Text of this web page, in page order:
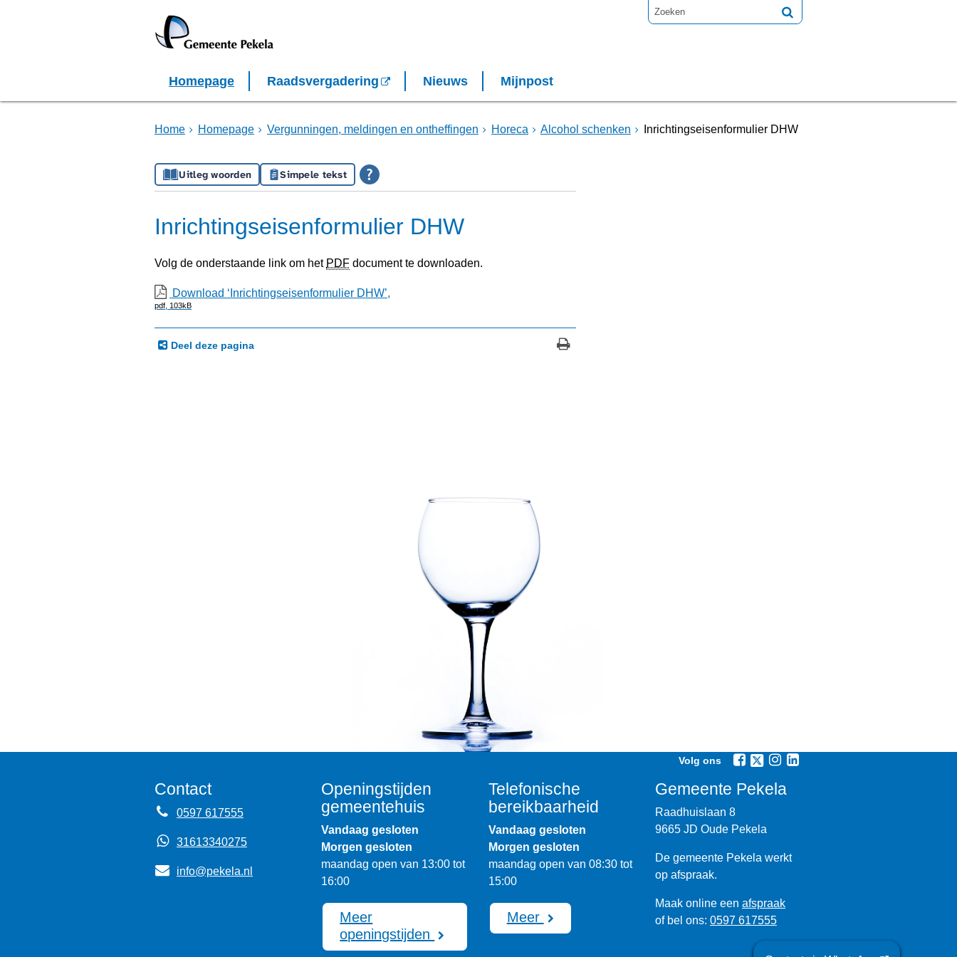
Homepage Raadsvergadering Nieuws Mijnpost
Home Homepage Vergunningen, meldingen en ontheffingen Horeca Alcohol schenken Inrichtingseisenformulier DHW
Uitleg woorden Simpele tekst
Inrichtingseisenformulier DHW
Volg de onderstaande link om het PDF document te downloaden.
Download ‘Inrichtingseisenformulier DHW’,
pdf , 103kB
Deel deze pagina
Volg ons
Contact
0597 617555
31613340275
info@pekela.nl
Openingstijden
gemeentehuis
Vandaag gesloten
Morgen gesloten
maandag open van 13:00 tot
16:00
Meer
openingstijden
Telefonische
bereikbaarheid
Vandaag gesloten
Morgen gesloten
maandag open van 08:30 tot
15:00
Meer
Gemeente Pekela
Raadhuislaan 8
9665 JD Oude Pekela
De gemeente Pekela werkt
op afspraak.
Maak online een afspraak
of bel ons: 0597 617555